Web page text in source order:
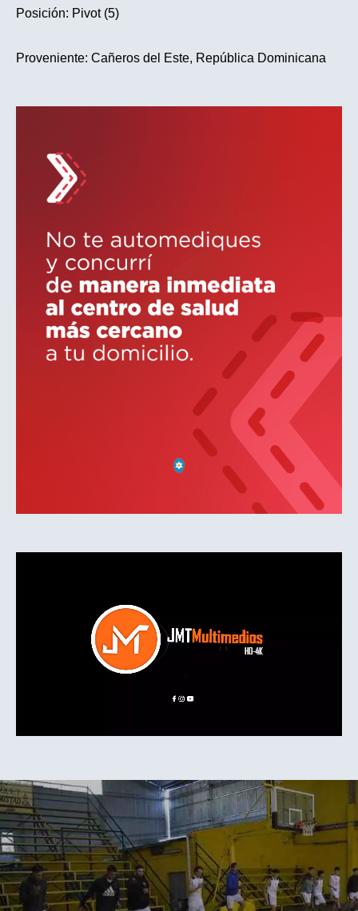
Posición: Pivot (5)
Proveniente: Cañeros del Este, República Dominicana